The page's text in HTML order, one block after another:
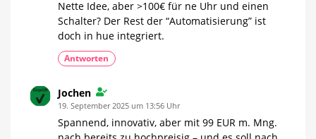
Nette Idee, aber >100€ für ne Uhr und einen
Schalter? Der Rest der “Automatisierung” ist
doch in hue integriert.
Antworten
Jochen
19. September 2025 um 13:56 Uhr
Spannend, innovativ, aber mit 99 EUR m. Mng.